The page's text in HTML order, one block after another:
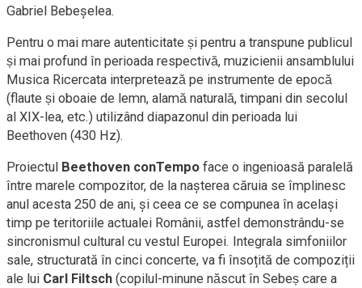
Gabriel Bebeșelea.
Pentru o mai mare autenticitate și pentru a transpune publicul
și mai profund în perioada respectivă, muzicienii ansamblului
Musica Ricercata interpretează pe instrumente de epocă
(flaute și oboaie de lemn, alamă naturală, timpani din secolul
al XIX-lea, etc.) utilizând diapazonul din perioada lui
Beethoven (430 Hz).
Proiectul Beethoven conTempo face o ingenioasă paralelă
între marele compozitor, de la nașterea căruia se împlinesc
anul acesta 250 de ani, și ceea ce se compunea în același
timp pe teritoriile actualei Românii, astfel demonstrându-se
sincronismul cultural cu vestul Europei. Integrala simfoniilor
sale, structurată în cinci concerte, va fi însoțită de compoziții
ale lui Carl Filtsch (copilul-minune născut în Sebeș care a